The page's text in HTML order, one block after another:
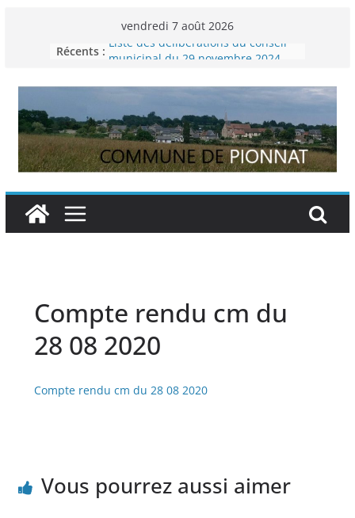
vendredi 7 août 2026
Récents : Liste des délibérations du conseil
Voyager en Europe pour les jeunes
Enquête INSEE
Liste des délibérations du conseil
municipal en date du 5/12/2024
Compte rendu cm du
28 08 2020
Compte rendu cm du 28 08 2020
Vous pourrez aussi aimer